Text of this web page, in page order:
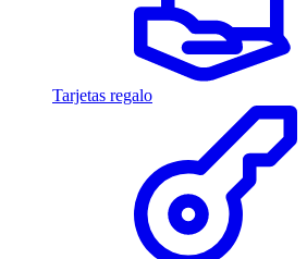
Tarjetas regalo